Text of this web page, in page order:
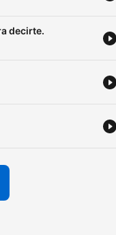
decirte.